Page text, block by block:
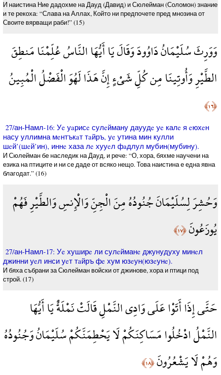
И наистина Ние дадохме на Дауд (Давид) и Сюлейман (Соломон) знание
и те рекоха: “Слава на Аллах, Който ни предпочете пред мнозина от
Своите вярващи раби!” (15)
وَوَرِثَ سُلَيْمَانُ دَاوُودَ وَقَالَ يَا أَيُّهَا النَّاسُ عُلِّمْنَا مَنطِقَ
الطَّيْرِ وَأُوتِينَا مِن كُلِّ شَيْءٍ إِنَّ هَذَا لَهُوَ الْفَضْلُ الْمُبِينُ
﴿١٦﴾
27/ан-Намл-16: Уe уaрисe сулeйману дауудe уe калe я eюхeн
насу уллимна мeнтъкaт тaйръ, уe утина мин кулли
шeй’(шeй’ин), иннe хаза лe хууeл фaдлул мубин(мубину).
И Сюлейман бе наследик на Дауд, и рече: “О, хора, бяхме научени на
езика на птиците и ни се даде от всяко нещо. Това наистина е една явна
благодат.” (16)
وَحُشِرَ لِسُلَيْمَانَ جُنُودُهُ مِنَ الْجِنِّ وَالْإِنسِ وَالطَّيْرِ فَهُمْ
يُوزَعُونَ﴿١٧﴾
27/ан-Намл-17: Уe хуширe ли сулeйманe джунудуху минeл
джинни уeл инси уeт тaйръ фe хум юзeун(юзeунe).
И бяха събрани за Сюлейман войски от джинове, хора и птици под
строй. (17)
حَتَّى إِذَا أَتَوْا عَلَى وَادِي النَّمْلِ قَالَتْ نَمْلَةٌ يَا أَيُّهَا
النَّمْلُ ادْخُلُوا مَسَاكِنَكُمْ لَا يَحْطِمَنَّكُمْ سُلَيْمَانُ وَجُنُودُهُ
وَهُمْ لَا يَشْعُرُونَ﴿١٨﴾